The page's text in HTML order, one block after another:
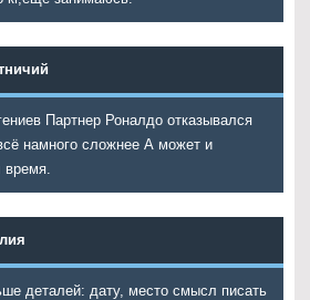
Партнер Роналдо отказывался
намного сложнее А может и
время.
деталей: дату, место смысл писать